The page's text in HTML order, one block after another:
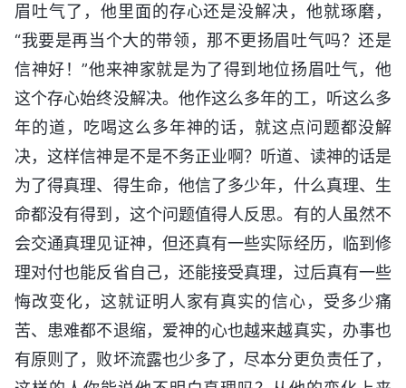
眉吐气了，他里面的存心还是没解决，他就琢磨，
“我要是再当个大的带领，那不更扬眉吐气吗？还是
信神好！”他来神家就是为了得到地位扬眉吐气，他
这个存心始终没解决。他作这么多年的工，听这么多
年的道，吃喝这么多年神的话，就这点问题都没解
决，这样信神是不是不务正业啊？听道、读神的话是
为了得真理、得生命，他信了多少年，什么真理、生
命都没有得到，这个问题值得人反思。有的人虽然不
会交通真理见证神，但还真有一些实际经历，临到修
理对付也能反省自己，还能接受真理，过后真有一些
悔改变化，这就证明人家有真实的信心，受多少痛
苦、患难都不退缩，爱神的心也越来越真实，办事也
有原则了，败坏流露也少多了，尽本分更负责任了，